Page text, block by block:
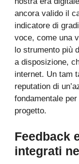
ancora valido il
indicatore di
voce, come una
lo strumento più
a disposizione,
internet. Un tam
reputation di
fondamentale
progetto.
Feedback
integrati